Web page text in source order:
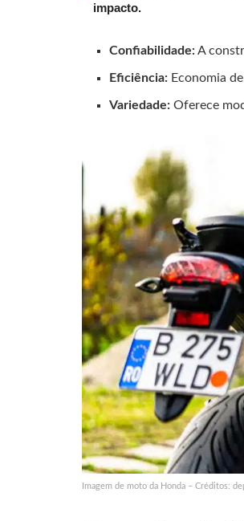
impacto.
Confiabilidade:A
Eficiência: Economia
Variedade: Oferece
Imagem de moto da Honda – Créditos: